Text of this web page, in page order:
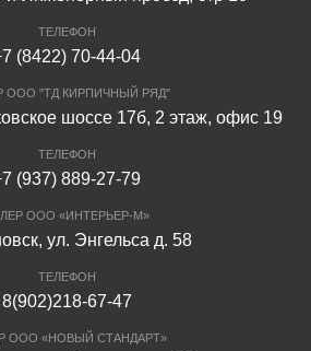
ТЕЛЕФОН
(8422) 70-44-04
ООО "ТД КИРПИЧНЫЙ РЯД"
шоссе 17б, 2 этаж, офис 19
ТЕЛЕФОН
(937) 889-27-79
ООО «ИНТЕРЬЕР-М»
ул. Энгельса д. 58
ТЕЛЕФОН
8(902)218-67-47
ООО «НОВЫЙ СТАНДАРТ»